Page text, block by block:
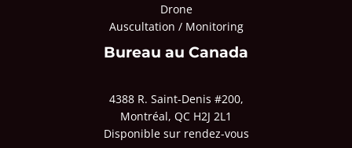
Drone
Auscultation / Monitoring
Bureau au Canada
4388 R. Saint-Denis #200,
Montréal, QC H2J 2L1
Disponible sur rendez-vous